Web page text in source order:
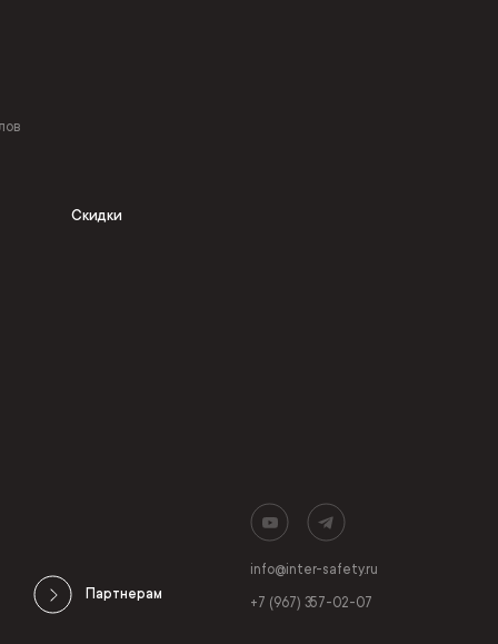
Скидки
Партнерам
info@inter-safety.ru
+7 (967) 357-02-07